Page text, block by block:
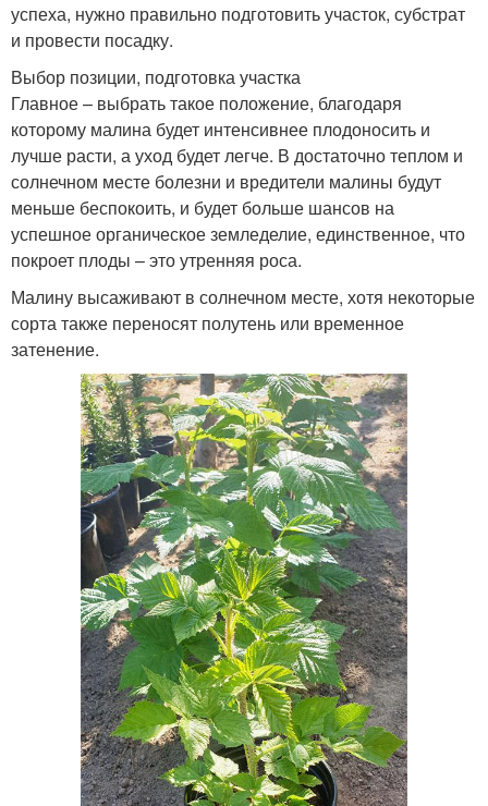
успеха, нужно правильно подготовить участок, субстрат
и провести посадку.
Выбор позиции, подготовка участка
Главное – выбрать такое положение, благодаря
которому малина будет интенсивнее плодоносить и
лучше расти, а уход будет легче. В достаточно теплом и
солнечном месте болезни и вредители малины будут
меньше беспокоить, и будет больше шансов на
успешное органическое земледелие, единственное, что
покроет плоды – это утренняя роса.
Малину высаживают в солнечном месте, хотя некоторые
сорта также переносят полутень или временное
затенение.